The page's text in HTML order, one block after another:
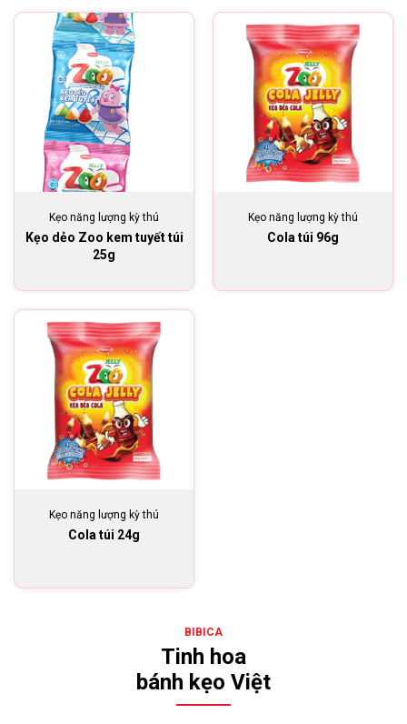
Kẹo năng lượng kỳ thú
Kẹo dẻo Zoo kem tuyết túi
25g
Kẹo năng lượng kỳ thú
Cola túi 96g
Kẹo năng lượng kỳ thú
Cola túi 24g
BIBICA
Tinh hoa
bánh kẹo Việt